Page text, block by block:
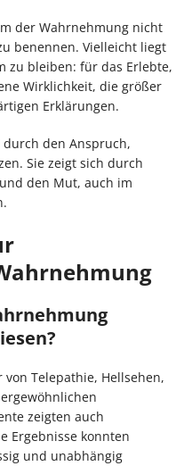
der Wahrnehmung nicht
benennen. Vielleicht liegt
zu bleiben: für das Erlebte,
Wirklichkeit, die größer
Erklärungen.
den Anspruch,
Sie zeigt sich durch
den Mut, auch im
Telepathie, Hellsehen,
zeigten auch
Ergebnisse konnten
und unabhängig